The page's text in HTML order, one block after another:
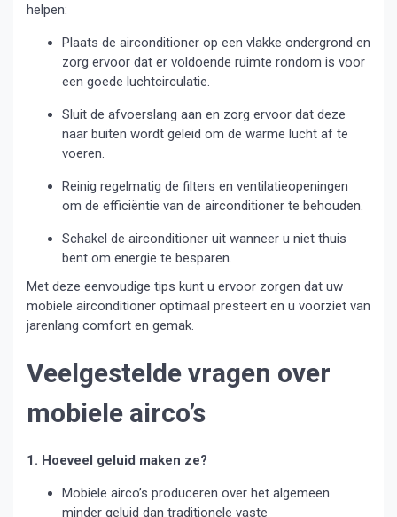
helpen:
Plaats de airconditioner op een vlakke ondergrond en
zorg ervoor dat er voldoende ruimte rondom is voor
een goede luchtcirculatie.
Sluit de afvoerslang aan en zorg ervoor dat deze
naar buiten wordt geleid om de warme lucht af te
voeren.
Reinig regelmatig de filters en ventilatieopeningen
om de efficiëntie van de airconditioner te behouden.
Schakel de airconditioner uit wanneer u niet thuis
bent om energie te besparen.
Met deze eenvoudige tips kunt u ervoor zorgen dat uw
mobiele airconditioner optimaal presteert en u voorziet van
jarenlang comfort en gemak.
Veelgestelde vragen over
mobiele airco’s
1. Hoeveel geluid maken ze?
Mobiele airco’s produceren over het algemeen
minder geluid dan traditionele vaste